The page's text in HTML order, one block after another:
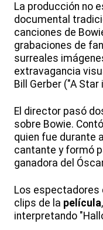
La producción no
documental
canciones de
grabaciones de
surreales
extravagancia
Bill Gerber ("A Star
El director pasó
sobre Bowie.
quien fue durante
cantante y formó
ganadora del
Los espectadores
clips de la película
interpretando